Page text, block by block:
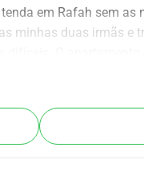
em Rafah sem as
minhas duas irmãs e
não sabemos nada
o mínimo de
fornecer os requisitos